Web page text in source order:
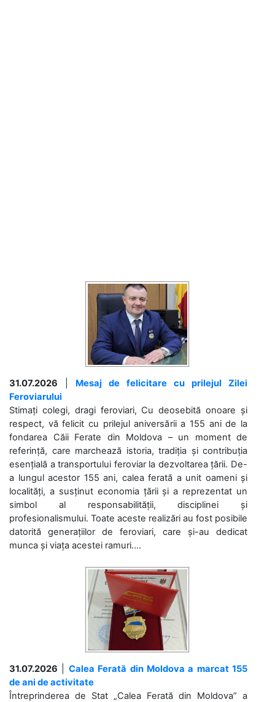
31.07.2026
Mesaj de felicitare cu prilejul Zilei
Feroviarului
Stimați colegi, dragi feroviari, Cu deosebită onoare și
respect, vă felicit cu prilejul aniversării a 155 ani de la
fondarea Căii Ferate din Moldova – un moment de
referință, care marchează istoria, tradiția și contribuția
esențială a transportului feroviar la dezvoltarea țării. De-
a lungul acestor 155 ani, calea ferată a unit oameni și
localități, a susținut economia țării și a reprezentat un
simbol al responsabilității, disciplinei și
profesionalismului. Toate aceste realizări au fost posibile
datorită generațiilor de feroviari, care și-au dedicat
munca și viața acestei ramuri....
31.07.2026
Calea Ferată din Moldova a marcat 155
de ani de activitate
Întreprinderea de Stat „Calea Ferată din Moldova” a